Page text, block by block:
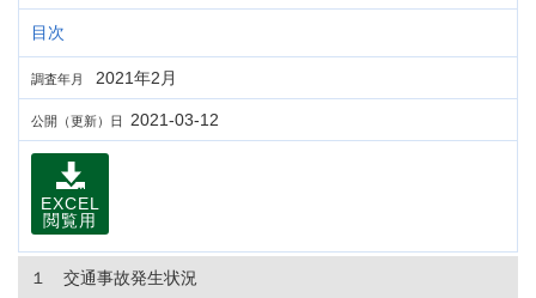
目次
調査年月 2021年2月
公開（更新）日 2021-03-12
EXCEL
閲覧用
１ 交通事故発生状況